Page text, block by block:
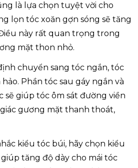
là lựa chọn tuyệt vời cho
lọn tóc xoăn gợn sóng sẽ tăng
này rất quan trọng trong
mặt thon nhỏ.
chuyển sang tóc ngắn, tóc
Phần tóc sau gáy ngắn và
sẽ giúp tóc ôm sát đường viền
gương mặt thanh thoát,
kiểu tóc búi, hãy chọn kiểu
tăng độ dày cho mái tóc